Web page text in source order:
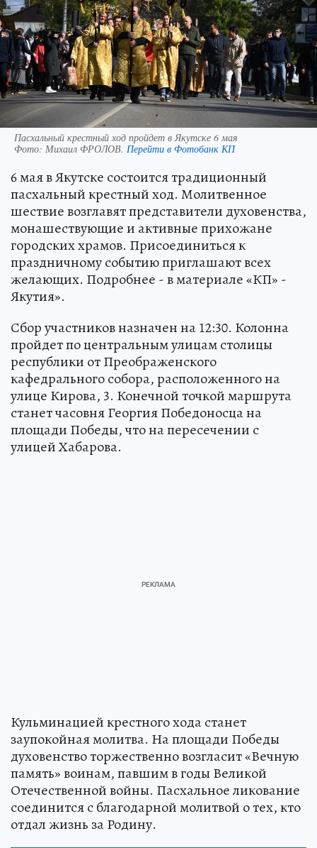
Пасхальный крестный ход пройдет в Якутске 6 мая
Фото: Михаил ФРОЛОВ. Перейти в Фотобанк КП
6 мая в Якутске состоится традиционный
пасхальный крестный ход. Молитвенное
шествие возглавят представители духовенства,
монашествующие и активные прихожане
городских храмов. Присоединиться к
праздничному событию приглашают всех
желающих. Подробнее - в материале «КП» -
Якутия».
Сбор участников назначен на 12:30. Колонна
пройдет по центральным улицам столицы
республики от Преображенского
кафедрального собора, расположенного на
улице Кирова, 3. Конечной точкой маршрута
станет часовня Георгия Победоносца на
площади Победы, что на пересечении с
улицей Хабарова.
Кульминацией крестного хода станет
заупокойная молитва. На площади Победы
духовенство торжественно возгласит «Вечную
память» воинам, павшим в годы Великой
Отечественной войны. Пасхальное ликование
соединится с благодарной молитвой о тех, кто
отдал жизнь за Родину.